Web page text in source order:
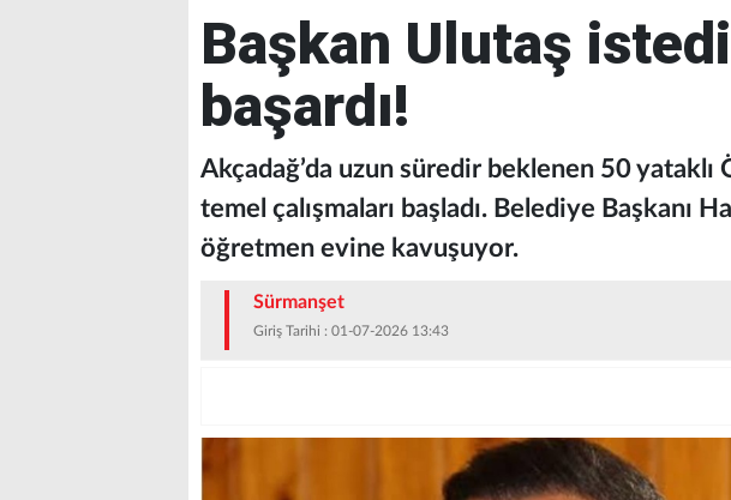
Başkan Ulutaş
başardı!
Akçadağ’da uzun süredir beklenen 50
temel çalışmaları başladı. Belediye Başkanı
öğretmen evine kavuşuyor.
Sürmanşet
Giriş Tarihi : 01-07-2026 13:43